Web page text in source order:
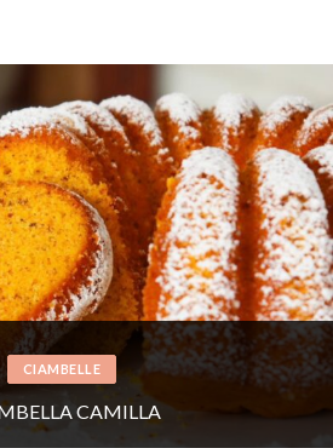
TORTE
CON PERE E NOCCIOLE